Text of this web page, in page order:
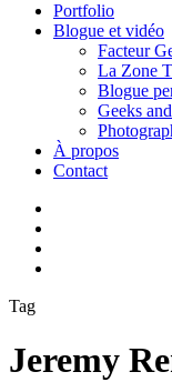
Portfolio
Blogue et vidéo
Facteur
La Zone
Blogue
Geeks
À propos
Contact
Tag
Jeremy